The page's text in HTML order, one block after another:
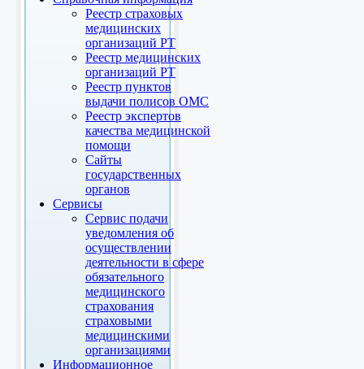
Реестр страховых
медицинских
организаций РТ
Реестр медицинских
организаций РТ
Реестр пунктов
выдачи полисов ОМС
Реестр экспертов
качества медицинской
помощи
Сайты
государственных
органов
Сервисы
Сервис подачи
уведомления об
осуществлении
деятельности в сфере
обязательного
медицинского
страхования
страховыми
медицинскими
организациями
Информационное